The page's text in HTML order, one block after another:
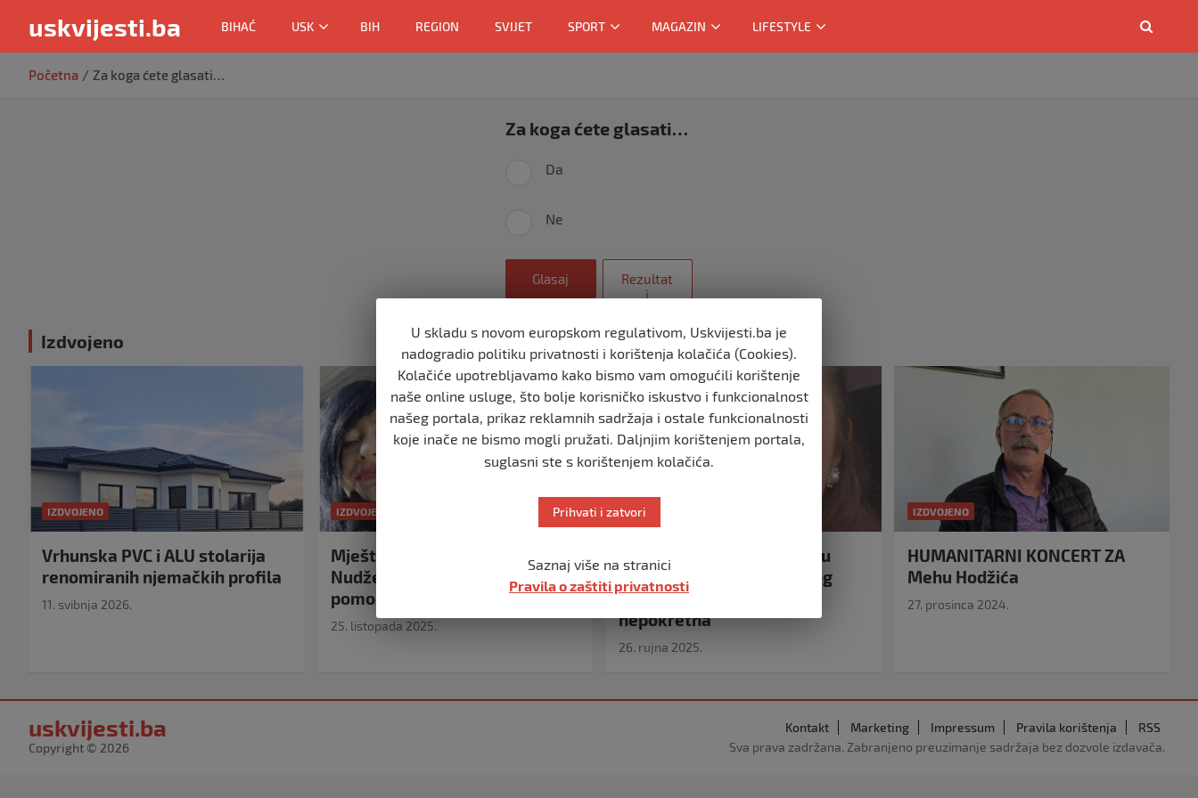
uskvijesti.ba BIHAĆ USK BIH REGION SVIJET SPORT MAGAZIN LIFESTYLE
Početna Za koga ćete glasati…
Za koga ćete glasati…
Da
Ne
Glasaj
Rezultat
i
Izdvojeno
IZDVOJENO
Vrhunska PVC i ALU stolarija
renomiranih njemačkih profila
11. svibnja 2026.
IZDVOJENO
Mještanka Gornjih Ćoralića,
Nudžejma Ćoralić, treba našu
pomoć u teškoj životnoj bitci
25. listopada 2025.
IZDVOJENO
Sakuplja se novac za Neiru
koja je, zbog reumatoidnog
artritisa, od nedavno
nepokretna
26. rujna 2025.
IZDVOJENO
HUMANITARNI KONCERT ZA
Mehu Hodžića
27. prosinca 2024.
uskvijesti.ba
Copyright © 2026
Kontakt Marketing Impressum Pravila korištenja
RSS
Sva prava zadržana. Zabranjeno preuzimanje sadržaja bez dozvole izdavača.
U skladu s novom europskom regulativom, Uskvijesti.ba je
nadogradio politiku privatnosti i korištenja kolačića (Cookies).
Kolačiće upotrebljavamo kako bismo vam omogućili korištenje
naše online usluge, što bolje korisničko iskustvo i funkcionalnost
našeg portala, prikaz reklamnih sadržaja i ostale funkcionalnosti
koje inače ne bismo mogli pružati. Daljnjim korištenjem portala,
suglasni ste s korištenjem kolačića.
Prihvati i zatvori
Saznaj više na stranici
Pravila o zaštiti privatnosti